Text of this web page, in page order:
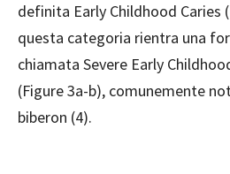
definita Early Childhood Caries
questa categoria rientra una
chiamata Severe Early
(Figure 3a-b), comunemente
biberon (4).